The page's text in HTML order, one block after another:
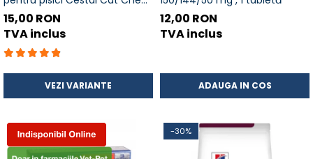
2 comprimate
15,00 RON
TVA inclus
VEZI VARIANTE
12,00 RON
TVA inclus
ADAUGA IN COS
-30%